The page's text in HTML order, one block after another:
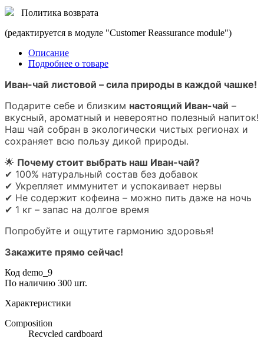
Политика возврата
(редактируется в модуле "Customer Reassurance module")
Описание
Подробнее о товаре
Иван-чай листовой – сила природы в каждой чашке!
Подарите себе и близким настоящий Иван-чай –
вкусный, ароматный и невероятно полезный напиток!
Наш чай собран в экологически чистых регионах и
сохраняет всю пользу дикой природы.
🌟 Почему стоит выбрать наш Иван-чай?
✔ 100% натуральный состав без добавок
✔ Укрепляет иммунитет и успокаивает нервы
✔ Не содержит кофеина – можно пить даже на ночь
✔ 1 кг – запас на долгое время
Попробуйте и ощутите гармонию здоровья!
Закажите прямо сейчас!
Код demo_9
По наличию 300 шт.
Характеристики
Composition
Recycled cardboard